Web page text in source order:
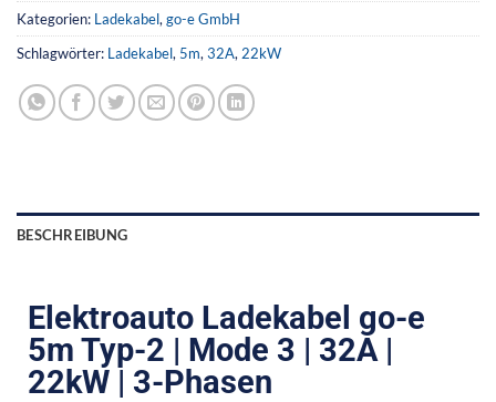
Kategorien: Ladekabel, go-e GmbH
Schlagwörter: Ladekabel, 5m, 32A, 22kW
BESCHREIBUNG
Elektroauto Ladekabel go-e
5m Typ-2 | Mode 3 | 32A |
22kW | 3-Phasen